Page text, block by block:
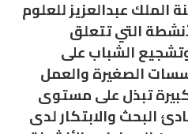
الملك عبدالعزيز للعلوم
التي تتعلق
الشباب على
الصغيرة والعمل
تبذل على مستوى
البحث والابتكار لدى